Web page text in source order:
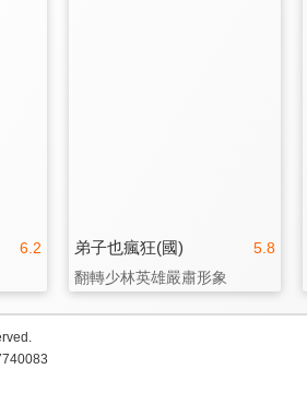
6.2 5.8
弟子也瘋狂(國)
翻轉少林英雄嚴肅形象